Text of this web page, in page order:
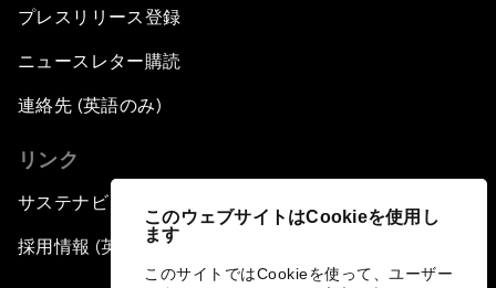
このウェブサイトはCookieを使用し
ます
このサイトではCookieを使って、ユーザー
プレスリリース登録
ニュースレター購読
連絡先 (英語のみ)
リンク
サステナビリティへの取り組み
採用情報 (英語のみ)